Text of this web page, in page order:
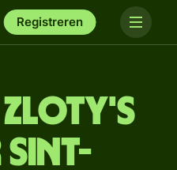
Registreren
zloty's